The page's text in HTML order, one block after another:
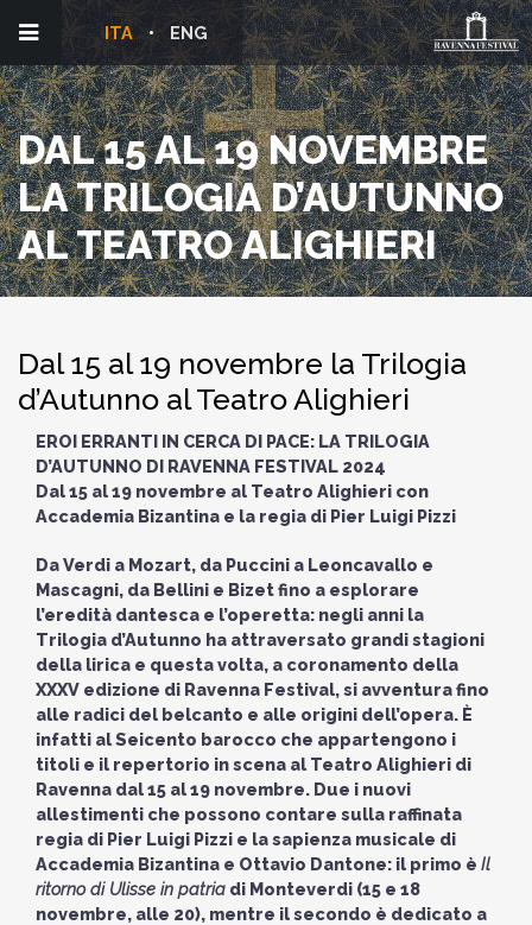
ENG
ITA
DAL 15 AL 19 NOVEMBRE
LA TRILOGIA D’AUTUNNO
AL TEATRO ALIGHIERI
Dal 15 al 19 novembre la Trilogia
d’Autunno al Teatro Alighieri
EROI ERRANTI IN CERCA DI PACE: LA TRILOGIA
D’AUTUNNO DI RAVENNA FESTIVAL 2024
Dal 15 al 19 novembre al Teatro Alighieri con
Accademia Bizantina e la regia di Pier Luigi Pizzi
Da Verdi a Mozart, da Puccini a Leoncavallo e
Mascagni, da Bellini e Bizet fino a esplorare
l’eredità dantesca e l’operetta: negli anni la
Trilogia d’Autunno ha attraversato grandi stagioni
della lirica e questa volta, a coronamento della
XXXV edizione di Ravenna Festival, si avventura fino
alle radici del belcanto e alle origini dell’opera. È
infatti al Seicento barocco che appartengono i
titoli e il repertorio in scena al Teatro Alighieri di
Ravenna dal 15 al 19 novembre. Due i nuovi
allestimenti che possono contare sulla raffinata
regia di Pier Luigi Pizzi e la sapienza musicale di
Accademia Bizantina e Ottavio Dantone: il primo è Il
ritorno di Ulisse in patria di Monteverdi (15 e 18
novembre, alle 20), mentre il secondo è dedicato a